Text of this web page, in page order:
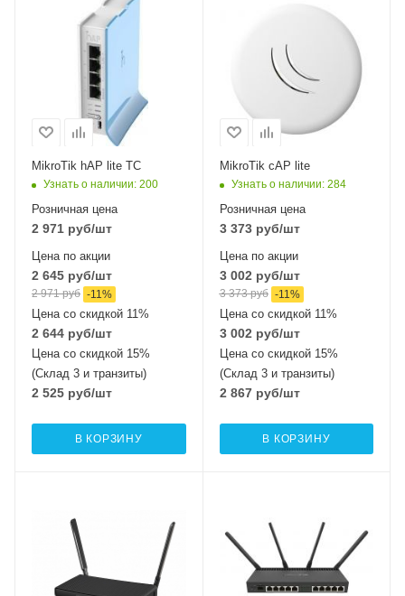
оптические
интерфейсы
4x10/100Mbps
Wi-Fi интерфейсы
2.4 ГГц 802.11b/g/n
MIMO2x2
MikroTik hAP lite TC
Узнать о наличии: 200
Розничная цена
2 971 руб/шт
Цена по акции
2 645 руб/шт
2 971руб -11 %
Цена со скидкой 11%
2 644 руб/шт
Цена со скидкой 15%
(Склад 3 и транзиты)
2 525 руб/шт
В КОРЗИНУ
1x10/100 Mbps
2.4 ГГц 802.11b/g/n
MIMO2x2
MikroTik cAP lite
Узнать о наличии: 284
Розничная цена
3 373руб/шт
Цена по акции
3 002 руб/шт
3 373руб -11 %
Цена со скидкой 11%
3 002 руб/шт
Цена со скидкой 15%
(Склад 3 и транзиты)
2 867руб/шт
В КОРЗИНУ
интерфейсы
5xGigabit
Wi-Fi интерфейсы
интерфейсы
10xGigabit, 1xSFP+
Wi-Fi интерфейсы